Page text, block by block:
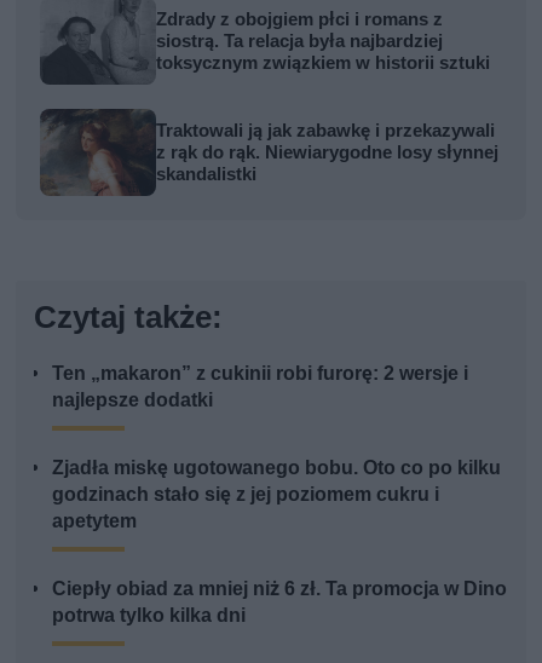
Zdrady z obojgiem płci i romans z
siostrą. Ta relacja była najbardziej
toksycznym związkiem w historii sztuki
Traktowali ją jak zabawkę i przekazywali
z rąk do rąk. Niewiarygodne losy słynnej
skandalistki
Czytaj także:
Ten „makaron” z cukinii robi furorę: 2 wersje i
najlepsze dodatki
Zjadła miskę ugotowanego bobu. Oto co po kilku
godzinach stało się z jej poziomem cukru i
apetytem
Ciepły obiad za mniej niż 6 zł. Ta promocja w Dino
potrwa tylko kilka dni